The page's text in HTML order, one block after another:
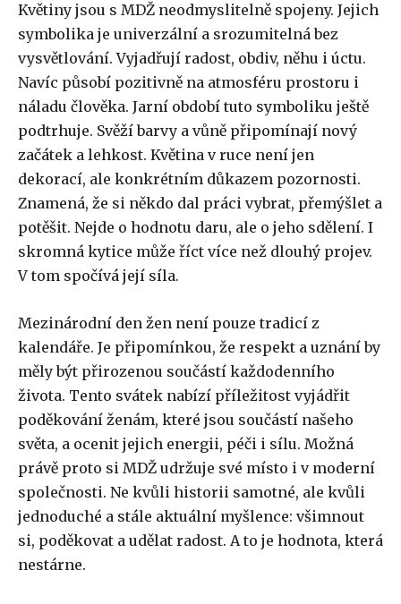
Květiny jsou s MDŽ neodmyslitelně spojeny. Jejich
symbolika je univerzální a srozumitelná bez
vysvětlování. Vyjadřují radost, obdiv, něhu i úctu.
Navíc působí pozitivně na atmosféru prostoru i
náladu člověka. Jarní období tuto symboliku ještě
podtrhuje. Svěží barvy a vůně připomínají nový
začátek a lehkost. Květina v ruce není jen
dekorací, ale konkrétním důkazem pozornosti.
Znamená, že si někdo dal práci vybrat, přemýšlet a
potěšit. Nejde o hodnotu daru, ale o jeho sdělení. I
skromná kytice může říct více než dlouhý projev.
V tom spočívá její síla.
Mezinárodní den žen není pouze tradicí z
kalendáře. Je připomínkou, že respekt a uznání by
měly být přirozenou součástí každodenního
života. Tento svátek nabízí příležitost vyjádřit
poděkování ženám, které jsou součástí našeho
světa, a ocenit jejich energii, péči i sílu. Možná
právě proto si MDŽ udržuje své místo i v moderní
společnosti. Ne kvůli historii samotné, ale kvůli
jednoduché a stále aktuální myšlence: všimnout
si, poděkovat a udělat radost. A to je hodnota, která
nestárne.